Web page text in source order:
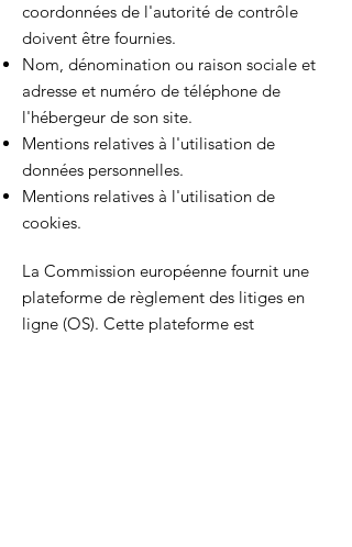
coordonnées de l'autorité de contrôle
doivent être fournies. ​​​
Nom, dénomination ou raison sociale et
adresse et numéro de téléphone de
l'hébergeur de son site.
Mentions relatives à l'utilisation de
données personnelles.
Mentions relatives à l'utilisation de
cookies.
La Commission européenne fournit une
plateforme de règlement des litiges en
ligne (OS). Cette plateforme est